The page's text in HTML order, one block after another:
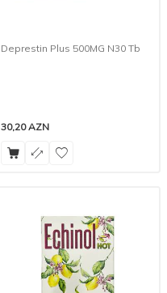
Deprestin Plus 500MG N30 Tb
30,20AZN